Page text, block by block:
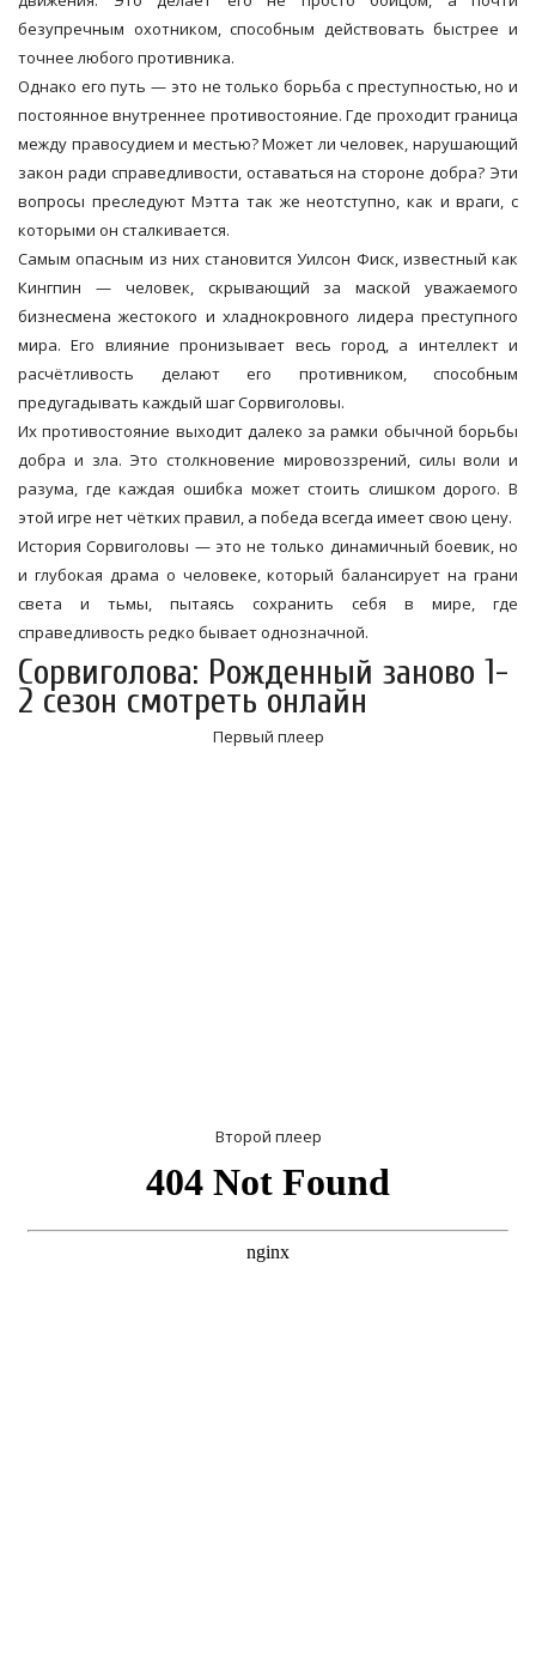
безупречным охотником, способным действовать быстрее и
точнее любого противника.
Однако его путь — это не только борьба с преступностью, но и
постоянное внутреннее противостояние. Где проходит граница
между правосудием и местью? Может ли человек, нарушающий
закон ради справедливости, оставаться на стороне добра? Эти
вопросы преследуют Мэтта так же неотступно, как и враги, с
которыми он сталкивается.
Самым опасным из них становится Уилсон Фиск, известный как
Кингпин — человек, скрывающий за маской уважаемого
бизнесмена жестокого и хладнокровного лидера преступного
мира. Его влияние пронизывает весь город, а интеллект и
расчётливость делают его противником, способным
предугадывать каждый шаг Сорвиголовы.
Их противостояние выходит далеко за рамки обычной борьбы
добра и зла. Это столкновение мировоззрений, силы воли и
разума, где каждая ошибка может стоить слишком дорого. В
этой игре нет чётких правил, а победа всегда имеет свою цену.
История Сорвиголовы — это не только динамичный боевик, но
и глубокая драма о человеке, который балансирует на грани
света и тьмы, пытаясь сохранить себя в мире, где
справедливость редко бывает однозначной.
Сорвиголова: Рожденный заново 1-
2 сезон смотреть онлайн
Первый плеер
Второй плеер